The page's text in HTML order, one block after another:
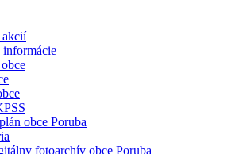
akcií
informácie
obce Poruba
fotoarchív obce Poruba